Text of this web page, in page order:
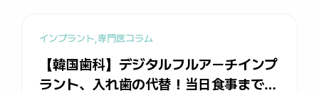
ト、低侵襲インプラントとも呼ばれています。このよ
うな方法は、歯茎へのダメージを減らすという意味
で、「低侵襲インプラント」の代表的な例でもありま
インプラント 専門医コラム
【韓国歯科】デジタルフルアーチインプ
ラント、入れ歯の代替！当日食事まで可